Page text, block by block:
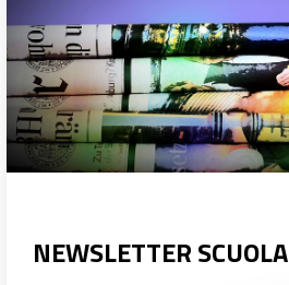
NEWSLETTER SCUOLA